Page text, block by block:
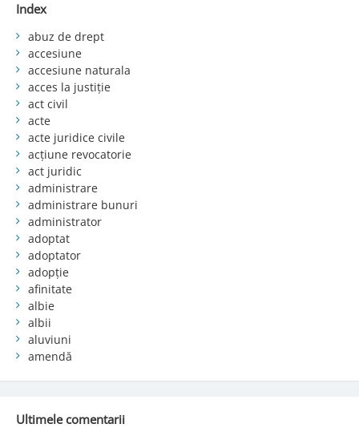
Index
abuz de drept
accesiune
accesiune naturala
acces la justiție
act civil
acte
acte juridice civile
acțiune revocatorie
act juridic
administrare
administrare bunuri
administrator
adoptat
adoptator
adopție
afinitate
albie
albii
aluviuni
amendă
Ultimele comentarii